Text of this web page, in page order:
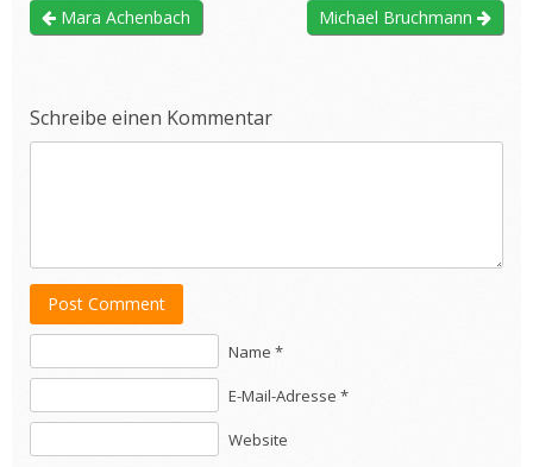
Mara Achenbach Michael Bruchmann
Schreibe einen Kommentar
Post Comment
Name *
E-Mail-Adresse *
Website